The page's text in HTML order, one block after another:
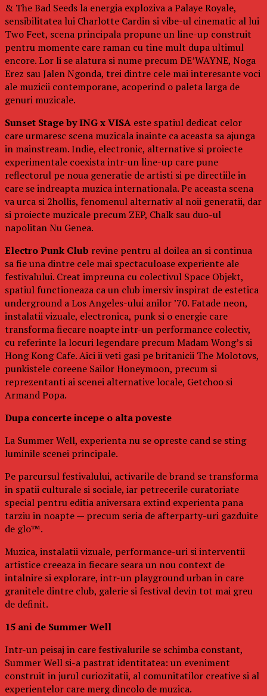
& The Bad Seeds la energia exploziva a Palaye Royale,
sensibilitatea lui Charlotte Cardin si vibe-ul cinematic al lui
Two Feet, scena principala propune un line-up construit
pentru momente care raman cu tine mult dupa ultimul
encore. Lor li se alatura si nume precum DE’WAYNE, Noga
Erez sau Jalen Ngonda, trei dintre cele mai interesante voci
ale muzicii contemporane, acoperind o paleta larga de
genuri muzicale.
Sunset Stage by ING x VISA este spatiul dedicat celor
care urmaresc scena muzicala inainte ca aceasta sa ajunga
in mainstream. Indie, electronic, alternative si proiecte
experimentale coexista intr-un line-up care pune
reflectorul pe noua generatie de artisti si pe directiile in
care se indreapta muzica internationala. Pe aceasta scena
va urca si 2hollis, fenomenul alternativ al noii generatii, dar
si proiecte muzicale precum ZEP, Chalk sau duo-ul
napolitan Nu Genea.
Electro Punk Club revine pentru al doilea an si continua
sa fie una dintre cele mai spectaculoase experiente ale
festivalului. Creat impreuna cu colectivul Space Objekt,
spatiul functioneaza ca un club imersiv inspirat de estetica
underground a Los Angeles-ului anilor ’70. Fatade neon,
instalatii vizuale, electronica, punk si o energie care
transforma fiecare noapte intr-un performance colectiv,
cu referinte la locuri legendare precum Madam Wong’s si
Hong Kong Cafe. Aici ii veti gasi pe britanicii The Molotovs,
punkistele coreene Sailor Honeymoon, precum si
reprezentanti ai scenei alternative locale, Getchoo si
Armand Popa.
Dupa concerte incepe o alta poveste
La Summer Well, experienta nu se opreste cand se sting
luminile scenei principale.
Pe parcursul festivalului, activarile de brand se transforma
in spatii culturale si sociale, iar petrecerile curatoriate
special pentru editia aniversara extind experienta pana
tarziu in noapte — precum seria de afterparty-uri gazduite
de glo™.
Muzica, instalatii vizuale, performance-uri si interventii
artistice creeaza in fiecare seara un nou context de
intalnire si explorare, intr-un playground urban in care
granitele dintre club, galerie si festival devin tot mai greu
de definit.
15 ani de Summer Well
Intr-un peisaj in care festivalurile se schimba constant,
Summer Well si-a pastrat identitatea: un eveniment
construit in jurul curiozitatii, al comunitatilor creative si al
experientelor care merg dincolo de muzica.